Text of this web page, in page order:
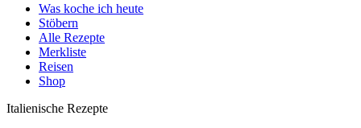
Was koche ich heute
Stöbern
Alle Rezepte
Merkliste
Reisen
Shop
Italienische Rezepte